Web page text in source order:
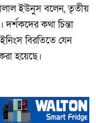
ইউনুস বলেন, তৃতীয়
কথা চিন্তা
বিরতিতে যেন
হয়েছে।